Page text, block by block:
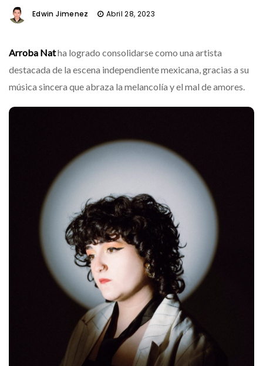
Edwin Jimenez Abril 28, 2023
Arroba Natha logrado consolidarse como una artista
destacada de la escena independiente mexicana, gracias a su
música sincera que abraza la melancolía y el mal de amores.